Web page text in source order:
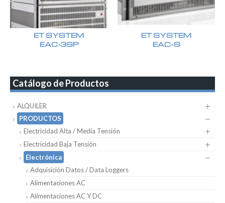
ET SYSTEM
EAC-3SP
ET SYSTEM
EAC-S
Catálogo de Productos
ALQUILER
PRODUCTOS
Electricidad Alta / Media Tensión
Electricidad Baja Tensión
Electrónica
Adquisición Datos / Data Loggers
Alimentaciones AC
Alimentaciones AC Y DC